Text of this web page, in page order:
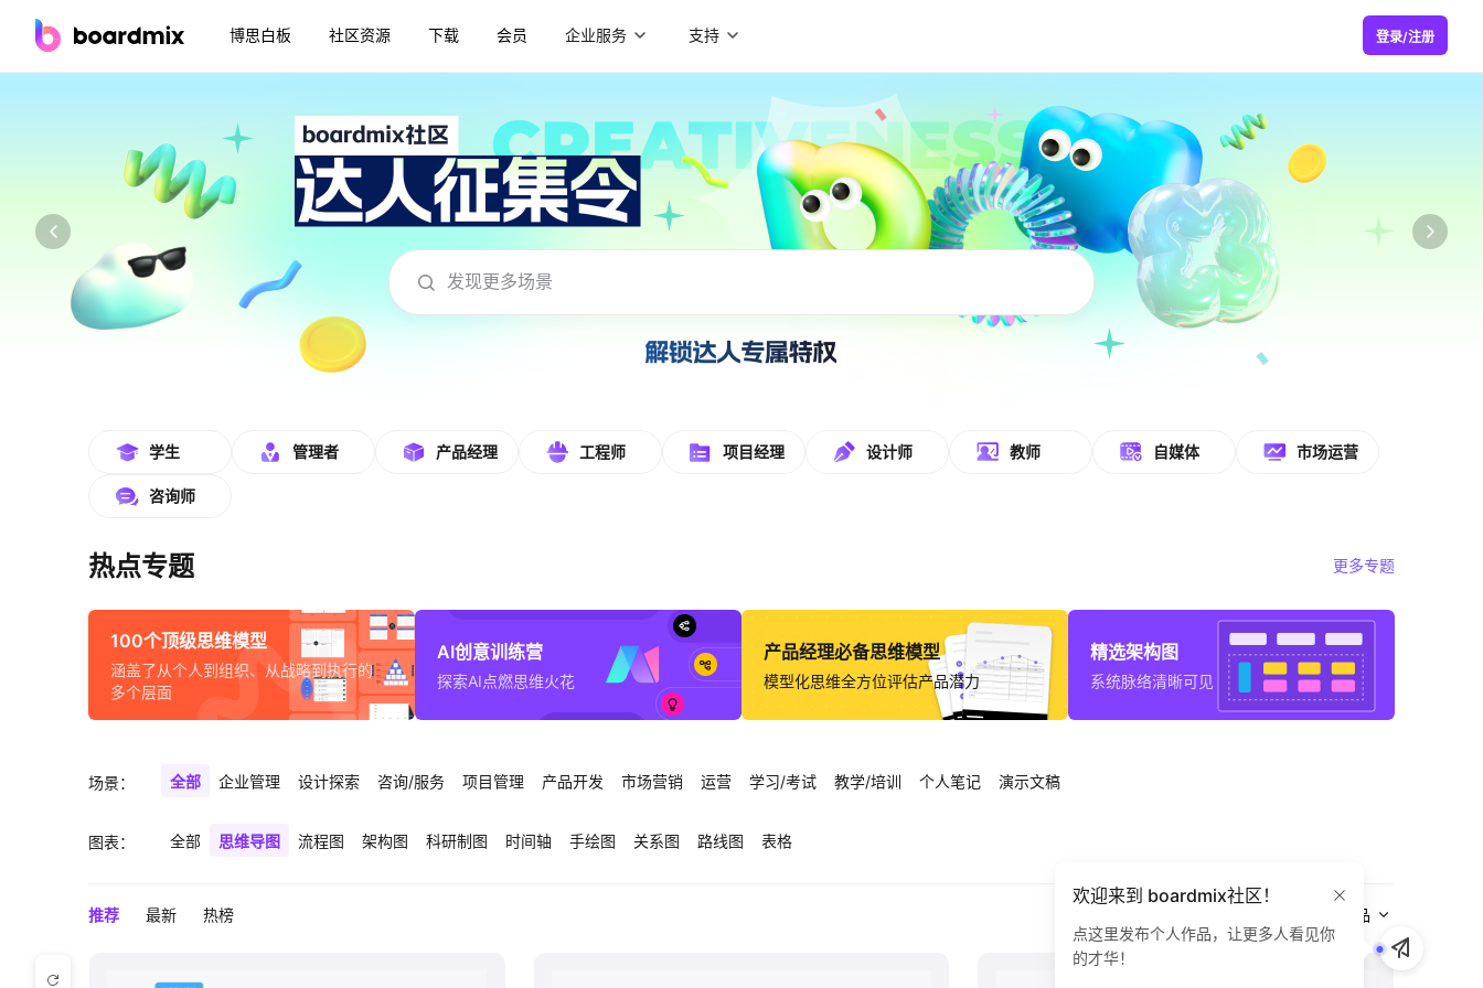
博思白板 社区资源 下载 会员 企业服务 支持 登录/注册
boardmix在线模板社区-海量模板免费下载使用
学生 管理者 产品经理 工程师 项目经理 设计师 教师 自媒体 市场运营
咨询师
热点专题 更多专题
100个顶级思维模型
涵盖了从个人到组织、从战略到执行的
多个层面
AI创意训练营
探索AI点燃思维火花
产品经理必备思维模型
模型化思维全方位评估产品潜力
精选架构图
系统脉络清晰可见
场景： 全部 企业管理 设计探索 咨询/服务 项目管理 产品开发 市场营销 运营 学习/考试 教学/培训 个人笔记 演示文稿
图表： 全部 思维导图 流程图 架构图 科研制图 时间轴 手绘图 关系图 路线图 表格
推荐 最新 热榜 全部作品
欢迎来到 boardmix社区！
点这里发布个人作品，让更多人看见你
的才华！